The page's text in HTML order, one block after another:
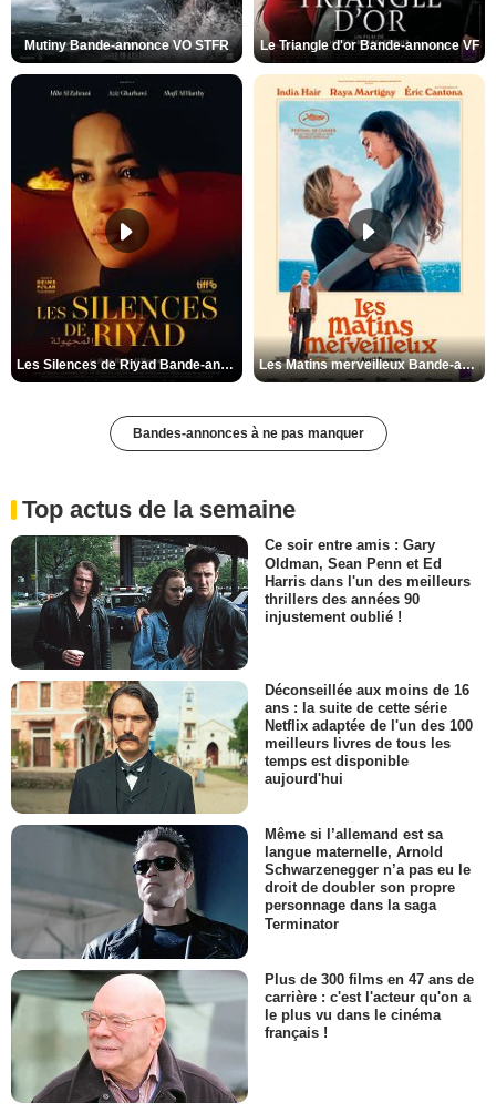
Mutiny Bande-annonce VO STFR Le Triangle d'or Bande-annonce VF
Les Silences de Riyad Bande-annonce VO STFR Les Matins merveilleux Bande-annonce VF
Bandes-annonces à ne pas manquer
Top actus de la semaine
Ce soir entre amis : Gary
Oldman, Sean Penn et Ed
Harris dans l'un des meilleurs
thrillers des années 90
injustement oublié !
Déconseillée aux moins de 16
ans : la suite de cette série
Netflix adaptée de l'un des 100
meilleurs livres de tous les
temps est disponible
aujourd'hui
Même si l’allemand est sa
langue maternelle, Arnold
Schwarzenegger n’a pas eu le
droit de doubler son propre
personnage dans la saga
Terminator
Plus de 300 films en 47 ans de
carrière : c'est l'acteur qu'on a
le plus vu dans le cinéma
français !